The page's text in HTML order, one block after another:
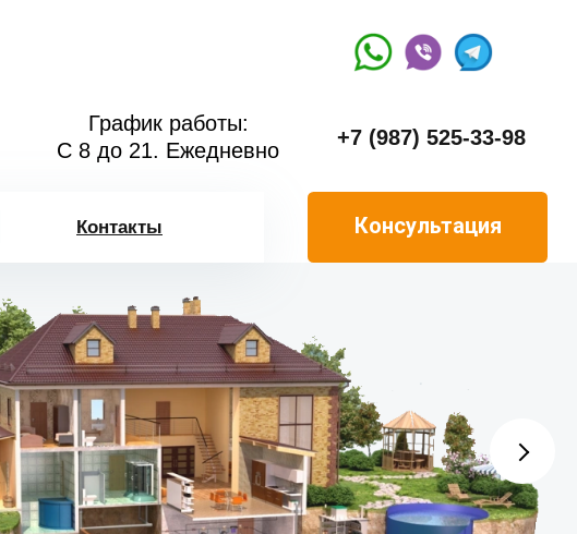
График работы:
С 8 до 21. Ежедневно
+7 (987) 525-33-98
Контакты Консультация